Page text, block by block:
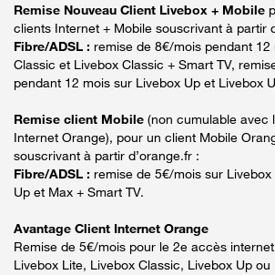
Remise Nouveau Client Livebox + Mobile
clients Internet + Mobile souscrivant à partir
Fibre/ADSL : remise de 8€/mois pendant 12
Classic et Livebox Classic + Smart TV,
pendant 12 mois sur Livebox Up et Livebox
Remise client Mobile (non cumulable avec
Internet Orange), pour un client Mobile
souscrivant à partir d’orange.fr :
Fibre/ADSL : remise de 5€/mois sur
Up et Max + Smart TV.
Avantage Client Internet Orange
Remise de 5€/mois pour le 2e accès
Livebox Lite, Livebox Classic, Livebox Up ou